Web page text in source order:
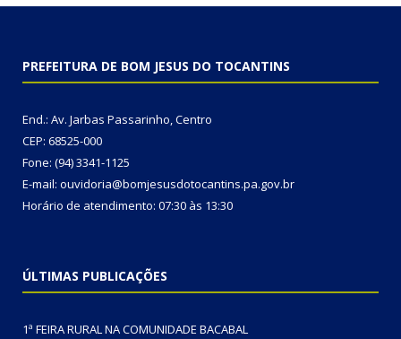
PREFEITURA DE BOM JESUS DO TOCANTINS
End.: Av. Jarbas Passarinho, Centro
CEP: 68525-000
Fone: (94) 3341-1125
E-mail: ouvidoria@bomjesusdotocantins.pa.gov.br
Horário de atendimento: 07:30 às 13:30
ÚLTIMAS PUBLICAÇÕES
1ª FEIRA RURAL NA COMUNIDADE BACABAL